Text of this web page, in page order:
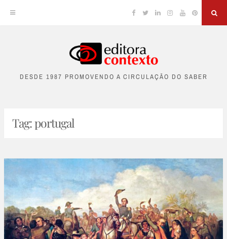
content
Facebook
TwitterLinkedinInstagram
YouTubePinterest
DESDE 1987 PROMOVENDO A CIRCULAÇÃO DO SABER
Tag:portugal